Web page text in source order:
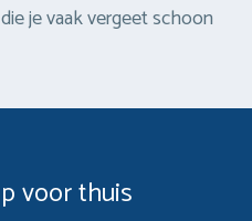
je vaak vergeet schoon
voor thuis